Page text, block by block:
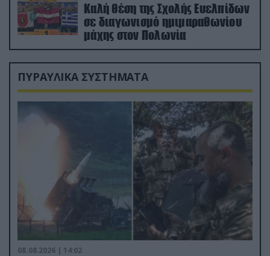
Καλή θέση της Σχολής Ευελπίδων
σε διαγωνισμό ημιμαραθωνίου
μάχης στον Πολωνία
ΠΥΡΑΥΛΙΚΑ ΣΥΣΤΗΜΑΤΑ
08.08.2026 | 14:02